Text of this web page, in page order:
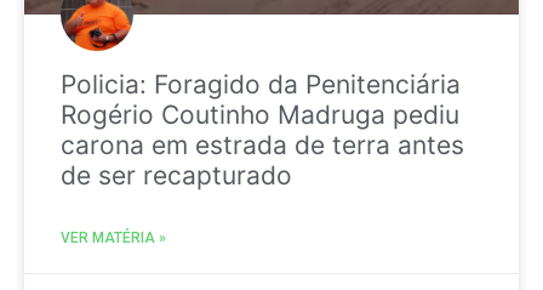
Policia: Foragido da Penitenciária
Rogério Coutinho Madruga pediu
carona em estrada de terra antes
de ser recapturado
VER MATÉRIA »